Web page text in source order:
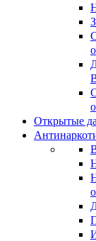
Открытые